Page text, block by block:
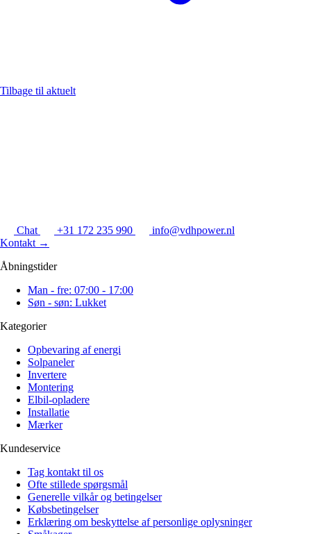
Tilbage til aktuelt
Chat +31 172 235 990
info@vdhpower.nl
Kontakt →
Åbningstider
Man - fre: 07:00 - 17:00
Søn - søn: Lukket
Kategorier
Opbevaring af energi
Solpaneler
Invertere
Montering
Elbil-opladere
Installatie
Mærker
Kundeservice
Tag kontakt til os
Ofte stillede spørgsmål
Generelle vilkår og betingelser
Købsbetingelser
Erklæring om beskyttelse af personlige oplysninger